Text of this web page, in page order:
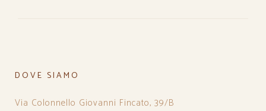
DOVE SIAMO
Via Colonnello Giovanni Fincato, 39/B